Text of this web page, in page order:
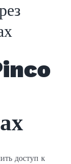
доступ к